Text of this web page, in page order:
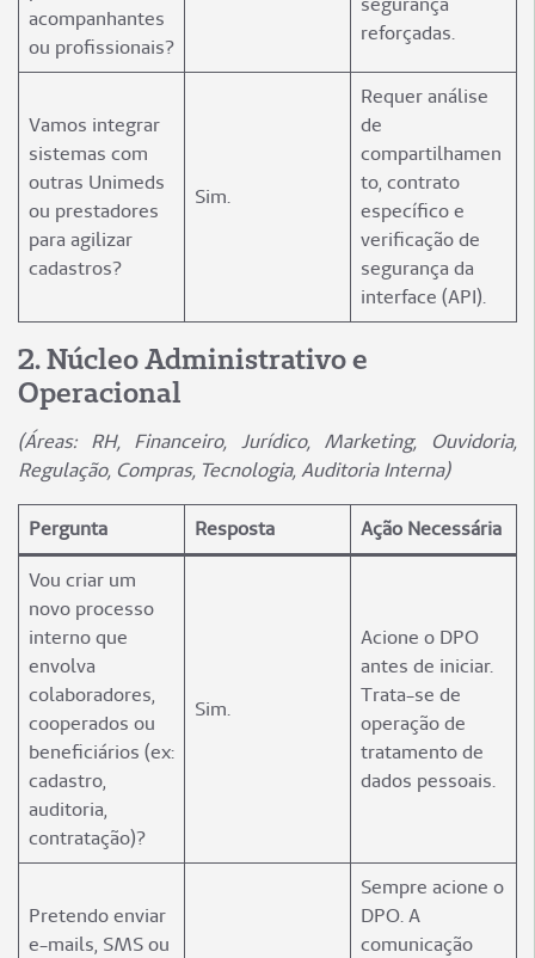
acompanhantes
ou profissionais?
reforçadas.
Vamos integrar
sistemas com
outras Unimeds
ou prestadores
para agilizar
cadastros?
Sim.
Requer análise
de
compartilhamen
to, contrato
específico e
verificação de
segurança da
interface (API).
2️. Núcleo Administrativo e
Operacional
(Áreas: RH, Financeiro, Jurídico, Marketing, Ouvidoria,
Regulação, Compras, Tecnologia, Auditoria Interna)
Pergunta Resposta Ação Necessária
Vou criar um
novo processo
interno que
envolva
colaboradores,
cooperados ou
beneficiários (ex:
cadastro,
auditoria,
contratação)?
Sim.
Acione o DPO
antes de iniciar.
Trata-se de
operação de
tratamento de
dados pessoais.
Pretendo enviar
e-mails, SMS ou
Sempre acione o
DPO. A
comunicação